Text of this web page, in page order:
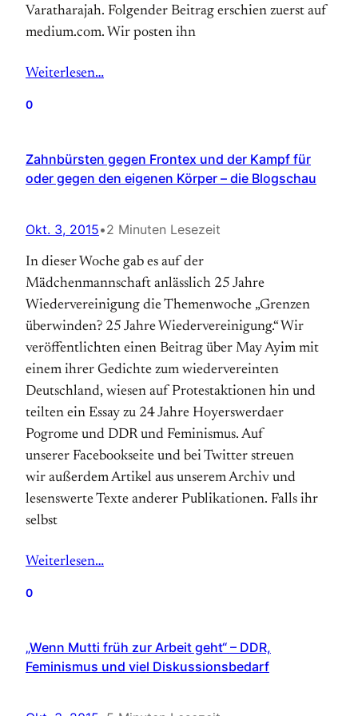
Varatharajah. Folgender Beitrag erschien zuerst auf
medium.com. Wir posten ihn
Weiterlesen…
0
Zahnbürsten gegen Frontex und der Kampf für
oder gegen den eigenen Körper – die Blogschau
Okt. 3, 2015•2 Minuten Lesezeit
In dieser Woche gab es auf der
Mädchenmannschaft anlässlich 25 Jahre
Wiedervereinigung die Themenwoche „Grenzen
überwinden? 25 Jahre Wiedervereinigung.“ Wir
veröffentlichten einen Beitrag über May Ayim mit
einem ihrer Gedichte zum wiedervereinten
Deutschland, wiesen auf Protestaktionen hin und
teilten ein Essay zu 24 Jahre Hoyerswerdaer
Pogrome und DDR und Feminismus. Auf
unserer Facebookseite und bei Twitter streuen
wir außerdem Artikel aus unserem Archiv und
lesenswerte Texte anderer Publikationen. Falls ihr
selbst
Weiterlesen…
0
„Wenn Mutti früh zur Arbeit geht“ – DDR,
Feminismus und viel Diskussionsbedarf